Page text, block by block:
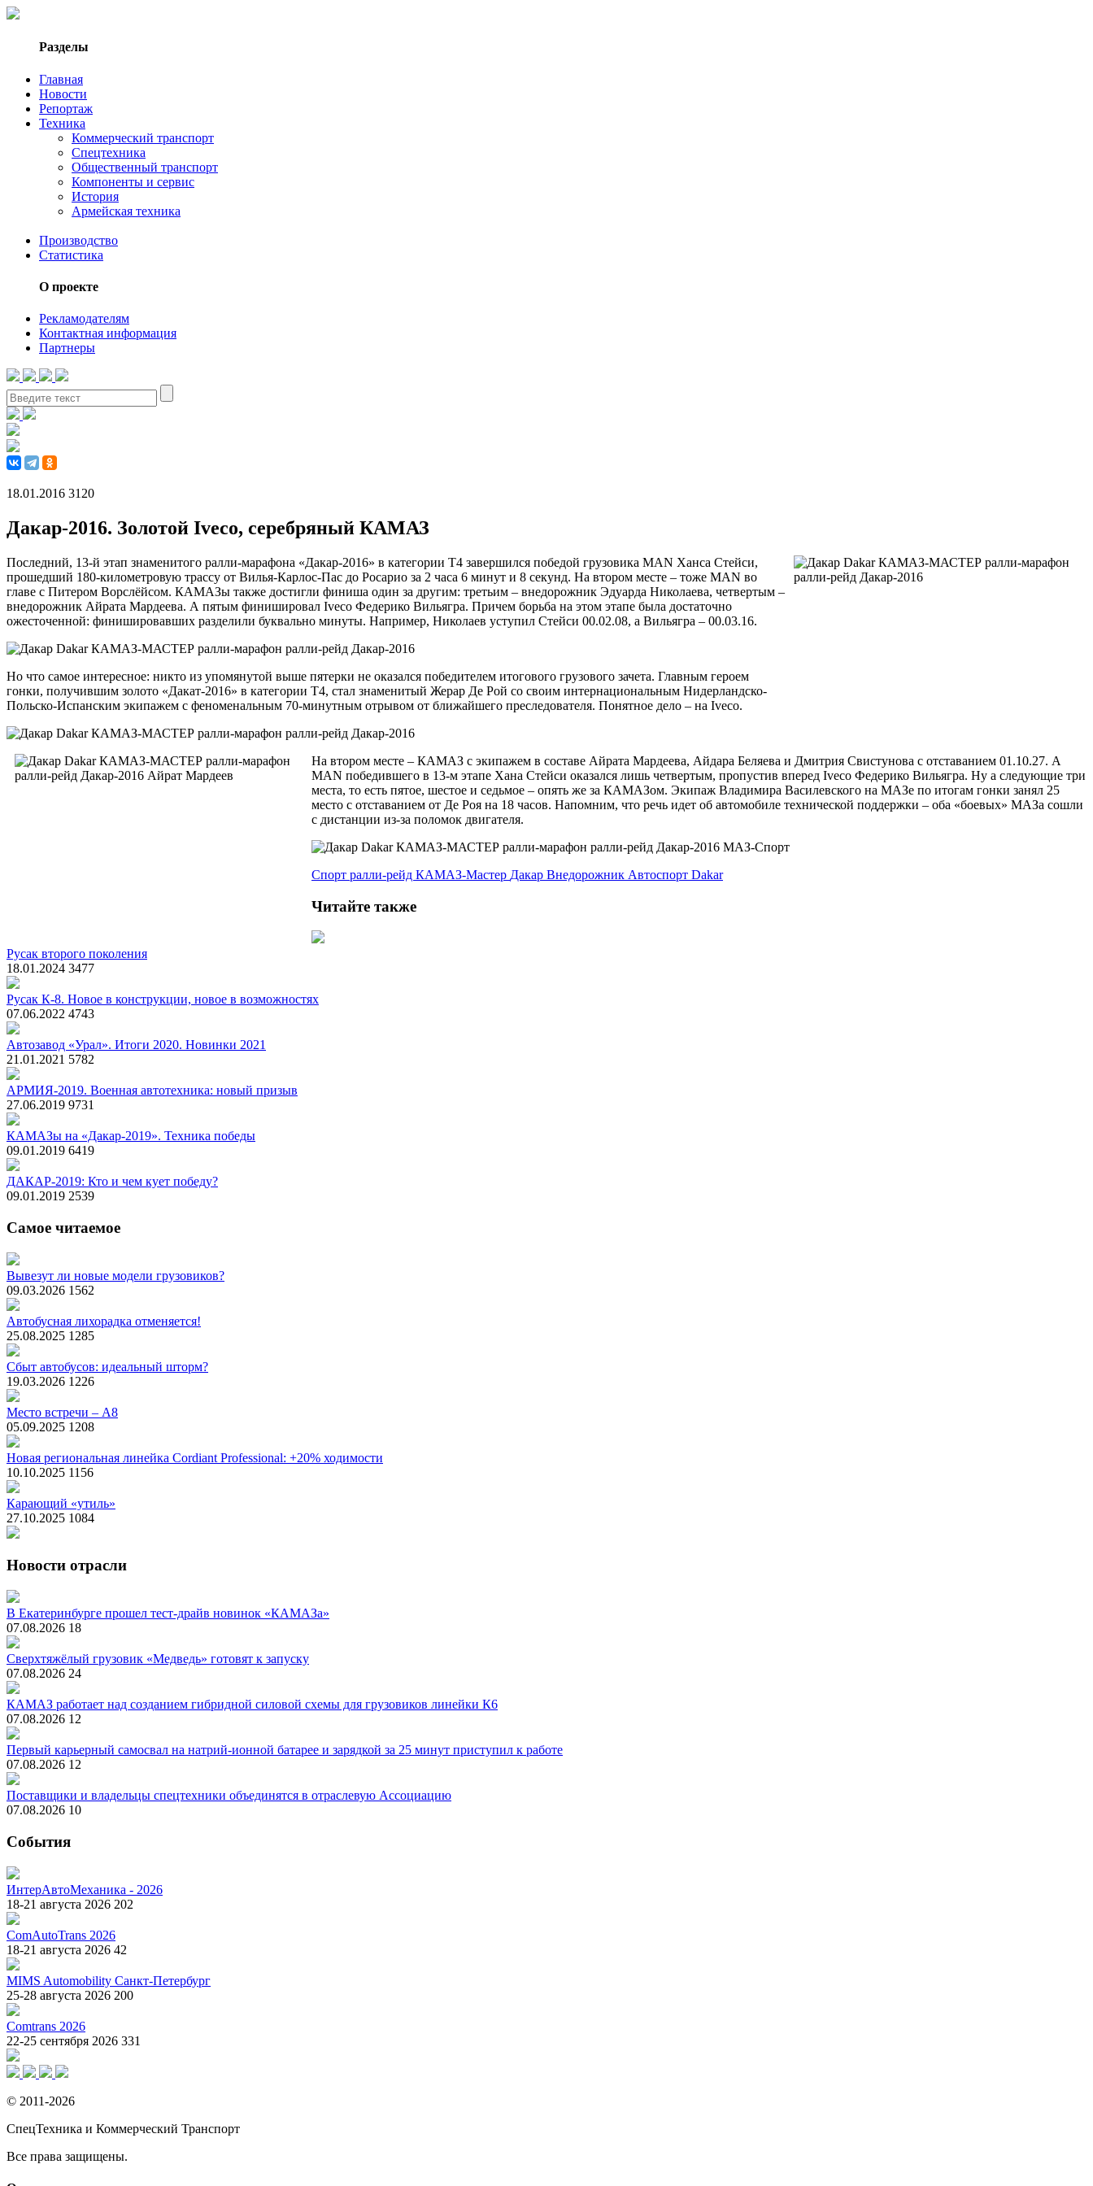
Разделы
Главная
Новости
Репортаж
Техника
Коммерческий транспорт
Спецтехника
Общественный транспорт
Компоненты и сервис
История
Армейская техника
Производство
Статистика
О проекте
Рекламодателям
Контактная информация
Партнеры
18.01.2016 3120
Дакар-2016. Золотой Iveco, серебряный КАМАЗ
Последний, 13-й этап знаменитого ралли-марафона «Дакар-2016» в категории Т4 завершился победой грузовика MAN Ханса Стейси,
прошедший 180-километровую трассу от Вилья-Карлос-Пас до Росарио за 2 часа 6 минут и 8 секунд. На втором месте – тоже MAN во
главе с Питером Ворслёйсом. КАМАЗы также достигли финиша один за другим: третьим – внедорожник Эдуарда Николаева, четвертым –
внедорожник Айрата Мардеева. А пятым финишировал Iveco Федерико Вильягра. Причем борьба на этом этапе была достаточно
ожесточенной: финишировавших разделили буквально минуты. Например, Николаев уступил Стейси 00.02.08, а Вильягра – 00.03.16.
Но что самое интересное: никто из упомянутой выше пятерки не оказался победителем итогового грузового зачета. Главным героем
гонки, получившим золото «Дакат-2016» в категории Т4, стал знаменитый Жерар Де Рой со своим интернациональным Нидерландско-
Польско-Испанским экипажем с феноменальным 70-минутным отрывом от ближайшего преследователя. Понятное дело – на Iveco.
На втором месте – КАМАЗ с экипажем в составе Айрата Мардеева, Айдара Беляева и Дмитрия Свистунова с отставанием 01.10.27. А
MAN победившего в 13-м этапе Хана Стейси оказался лишь четвертым, пропустив вперед Iveco Федерико Вильягра. Ну а следующие три
места, то есть пятое, шестое и седьмое – опять же за КАМАЗом. Экипаж Владимира Василевского на МАЗе по итогам гонки занял 25
место с отставанием от Де Роя на 18 часов. Напомним, что речь идет об автомобиле технической поддержки – оба «боевых» МАЗа сошли
с дистанции из-за поломок двигателя.
Спорт ралли-рейд КАМАЗ-Мастер Дакар Внедорожник Автоспорт Dakar
Читайте также
Русак второго поколения
18.01.2024 3477
Русак К-8. Новое в конструкции, новое в возможностях
07.06.2022 4743
Автозавод «Урал». Итоги 2020. Новинки 2021
21.01.2021 5782
АРМИЯ-2019. Военная автотехника: новый призыв
27.06.2019 9731
КАМАЗы на «Дакар-2019». Техника победы
09.01.2019 6419
ДАКАР-2019: Кто и чем кует победу?
09.01.2019 2539
Самое читаемое
Вывезут ли новые модели грузовиков?
09.03.2026 1562
Автобусная лихорадка отменяется!
25.08.2025 1285
Сбыт автобусов: идеальный шторм?
19.03.2026 1226
Место встречи – А8
05.09.2025 1208
Новая региональная линейка Cordiant Professional: +20% ходимости
10.10.2025 1156
Карающий «утиль»
27.10.2025 1084
Новости отрасли
В Екатеринбурге прошел тест-драйв новинок «КАМАЗа»
07.08.2026 18
Сверхтяжёлый грузовик «Медведь» готовят к запуску
07.08.2026 24
КАМАЗ работает над созданием гибридной силовой схемы для грузовиков линейки К6
07.08.2026 12
Первый карьерный самосвал на натрий-ионной батарее и зарядкой за 25 минут приступил к работе
07.08.2026 12
Поставщики и владельцы спецтехники объединятся в отраслевую Ассоциацию
07.08.2026 10
События
ИнтерАвтоМеханика - 2026
18-21 августа 2026 202
ComAutoTrans 2026
18-21 августа 2026 42
MIMS Automobility Санкт-Петербург
25-28 августа 2026 200
Comtrans 2026
22-25 сентября 2026 331
© 2011-2026
СпецТехника и Коммерческий Транспорт
Все права защищены.